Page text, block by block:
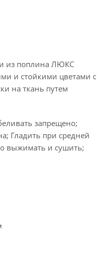
из поплина ЛЮКС
и стойкими цветами с
на ткань путем
запрещено;
Гладить при средней
выжимать и сушить;